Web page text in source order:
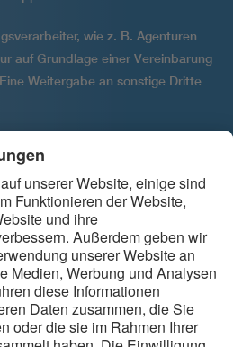
wie z. B. Agenturen
auf Grundlage einer Vereinbarung
Weitergabe an sonstige Dritte